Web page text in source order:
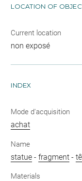
LOCATION OF
Current location
non exposé
INDEX
Mode d'acquisition
achat
Name
statue -fragment -
Materials